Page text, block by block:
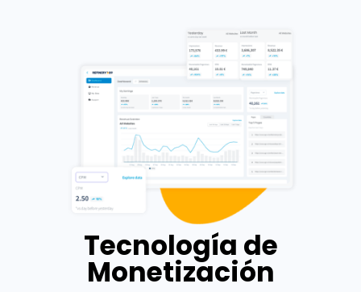
Tecnología de
Monetización